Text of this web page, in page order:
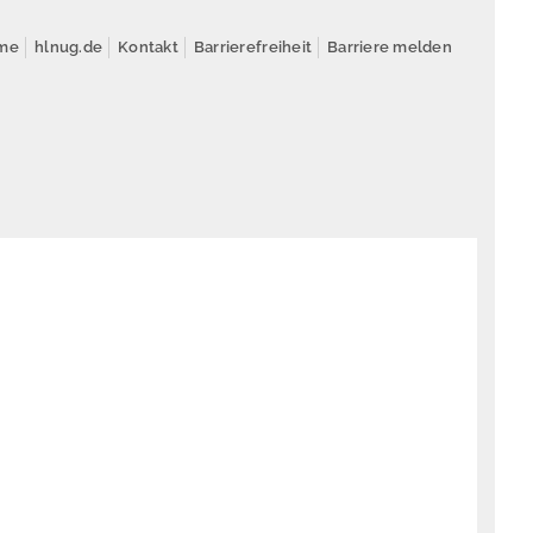
hlnug.de Kontakt Barrierefreiheit Barriere melden